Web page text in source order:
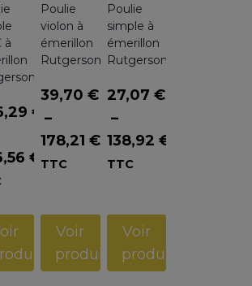
à
€
€
:
€
Poulie
violon à
émerillon
Rutgerson
39,70€
–
178,21€
Plage
39,70 €
178,21 €
TTC
Voir
produit
Poulie
simple à
émerillon
Rutgerson
27,07 €
–
138,92 €
Plage
27,07 €
138,92 €
TTC
Voir
produit